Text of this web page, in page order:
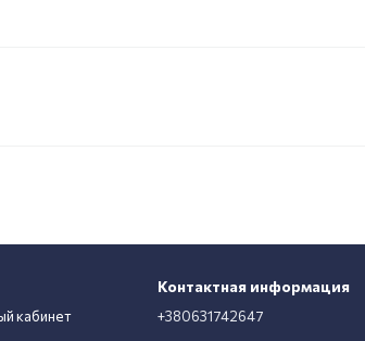
кабинет
Контактная информация
+380631742647